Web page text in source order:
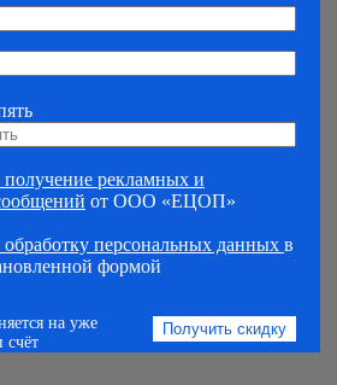
получение рекламных и
от ООО «ЕЦОП»
обработку персональных данных в
формой
на уже
счёт